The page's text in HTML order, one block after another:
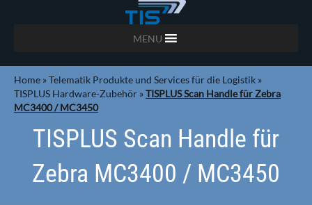
MENU
Home »Telematik Produkte und Services für die Logistik »
TISPLUS Hardware-Zubehör »TISPLUS Scan Handle für Zebra
MC3400 / MC3450
TISPLUS Scan Handle für
Zebra MC3400 / MC3450